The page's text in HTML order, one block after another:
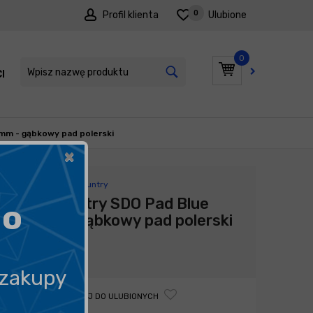
Profil klienta Ulubione
0
0
PROMOCJE
- gąbkowy pad polerski
Producent: Lake Country
Lake Country SDO Pad Blue
165mm - gąbkowy pad polerski
64,90zł
DODAJ DO ULUBIONYCH
×